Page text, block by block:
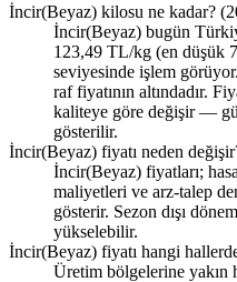
İncir(Beyaz) kilosu ne kadar?
İncir(Beyaz) bugün
123,49 TL/kg (en düşük
seviyesinde işlem
raf fiyatının altındadır.
kaliteye göre değişir —
gösterilir.
İncir(Beyaz) fiyatı neden
İncir(Beyaz) fiyatları;
maliyetleri ve arz-talep
gösterir. Sezon dışı
yükselebilir.
İncir(Beyaz) fiyatı hangi
Üretim bölgelerine